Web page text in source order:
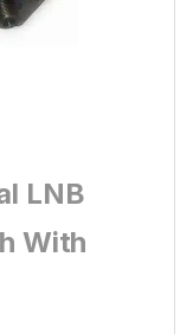
LNB
With